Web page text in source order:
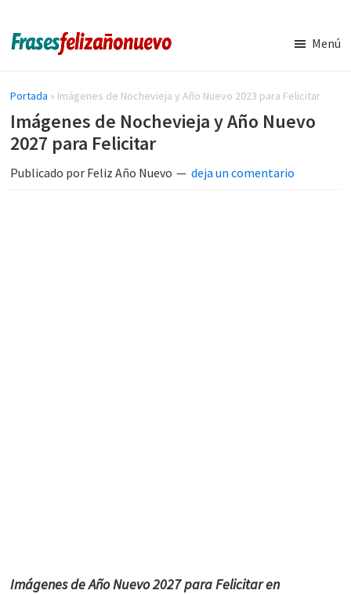
contenido
lateral
principal
Frases
de
Feliz
Año
Nuevo
de
navidad
y
nuevo
Menú
Portada » Imágenes de Nochevieja y Año Nuevo 2023 para Felicitar
Imágenes de Nochevieja y Año Nuevo
2027 para Felicitar
Publicado por Feliz Año Nuevo deja un comentario
Imágenes de Año Nuevo 2027 para Felicitar en